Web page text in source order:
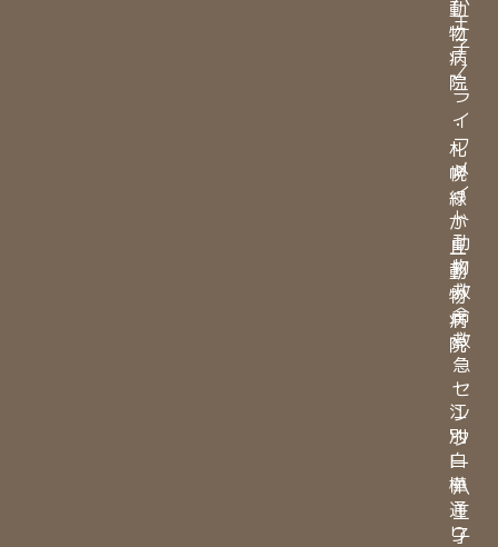
動
物
病
院
・
札
幌
緑
が
丘
動
物
病
院
・
江
別
白
樺
通
り
王
子
／
ラ
イ
フ
メ
イ
ト
動
物
救
命
救
急
セ
ン
タ
ー
八
王
子